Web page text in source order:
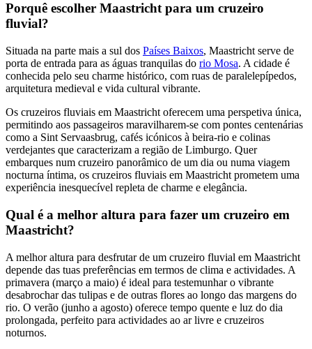
Porquê escolher Maastricht para um cruzeiro
fluvial?
Situada na parte mais a sul dos Países Baixos, Maastricht serve de
porta de entrada para as águas tranquilas do rio Mosa. A cidade é
conhecida pelo seu charme histórico, com ruas de paralelepípedos,
arquitetura medieval e vida cultural vibrante.
Os cruzeiros fluviais em Maastricht oferecem uma perspetiva única,
permitindo aos passageiros maravilharem-se com pontes centenárias
como a Sint Servaasbrug, cafés icónicos à beira-rio e colinas
verdejantes que caracterizam a região de Limburgo. Quer
embarques num cruzeiro panorâmico de um dia ou numa viagem
nocturna íntima, os cruzeiros fluviais em Maastricht prometem uma
experiência inesquecível repleta de charme e elegância.
Qual é a melhor altura para fazer um cruzeiro em
Maastricht?
A melhor altura para desfrutar de um cruzeiro fluvial em Maastricht
depende das tuas preferências em termos de clima e actividades. A
primavera (março a maio) é ideal para testemunhar o vibrante
desabrochar das tulipas e de outras flores ao longo das margens do
rio. O verão (junho a agosto) oferece tempo quente e luz do dia
prolongada, perfeito para actividades ao ar livre e cruzeiros
noturnos.